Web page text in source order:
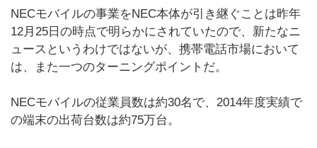
NECモバイルの事業をNEC本体が引き継ぐことは昨年
12月25日の時点で明らかにされていたので、新たなニ
ュースというわけではないが、携帯電話市場において
は、また一つのターニングポイントだ。
NECモバイルの従業員数は約30名で、2014年度実績で
の端末の出荷台数は約75万台。